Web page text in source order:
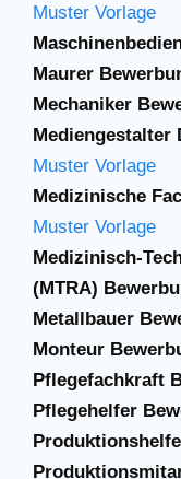
Muster Vorlage
Maurer
Mechaniker
Mediengestalter
Muster Vorlage
Medizinische
Muster Vorlage
Medizinisch-
(MTRA)
Metallbauer
Monteur
Pflegefachkraft
Pflegehelfer